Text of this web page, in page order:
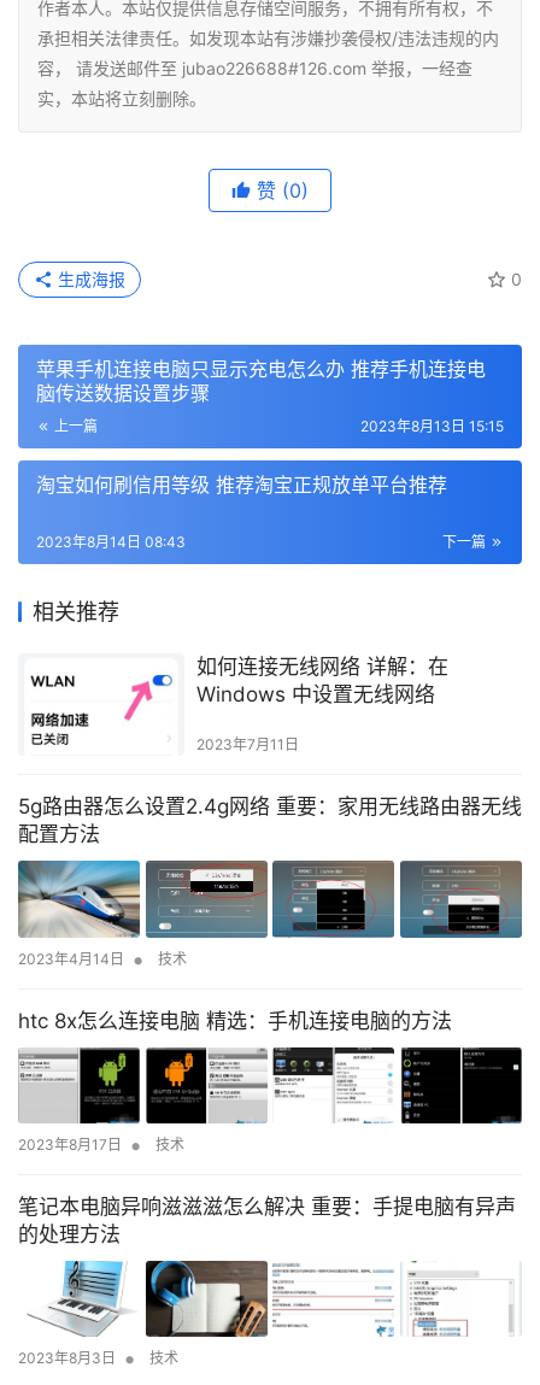
作者本人。本站仅提供信息存储空间服务，不拥有所有权，不
承担相关法律责任。如发现本站有涉嫌抄袭侵权/违法违规的内
容， 请发送邮件至 jubao226688#126.com 举报，一经查
实，本站将立刻删除。
赞 (0)
0
生成海报
苹果手机连接电脑只显示充电怎么办 推荐手机连接电
脑传送数据设置步骤
上一篇 2023年8月13日 15:15
淘宝如何刷信用等级 推荐淘宝正规放单平台推荐
下一篇
2023年8月14日 08:43
相关推荐
如何连接无线网络 详解：在
Windows 中设置无线网络
2023年7月11日
5g路由器怎么设置2.4g网络 重要：家用无线路由器无线
配置方法
2023年4月14日 • 技术
htc 8x怎么连接电脑 精选：手机连接电脑的方法
2023年8月17日 • 技术
笔记本电脑异响滋滋滋怎么解决 重要：手提电脑有异声
的处理方法
2023年8月3日 • 技术